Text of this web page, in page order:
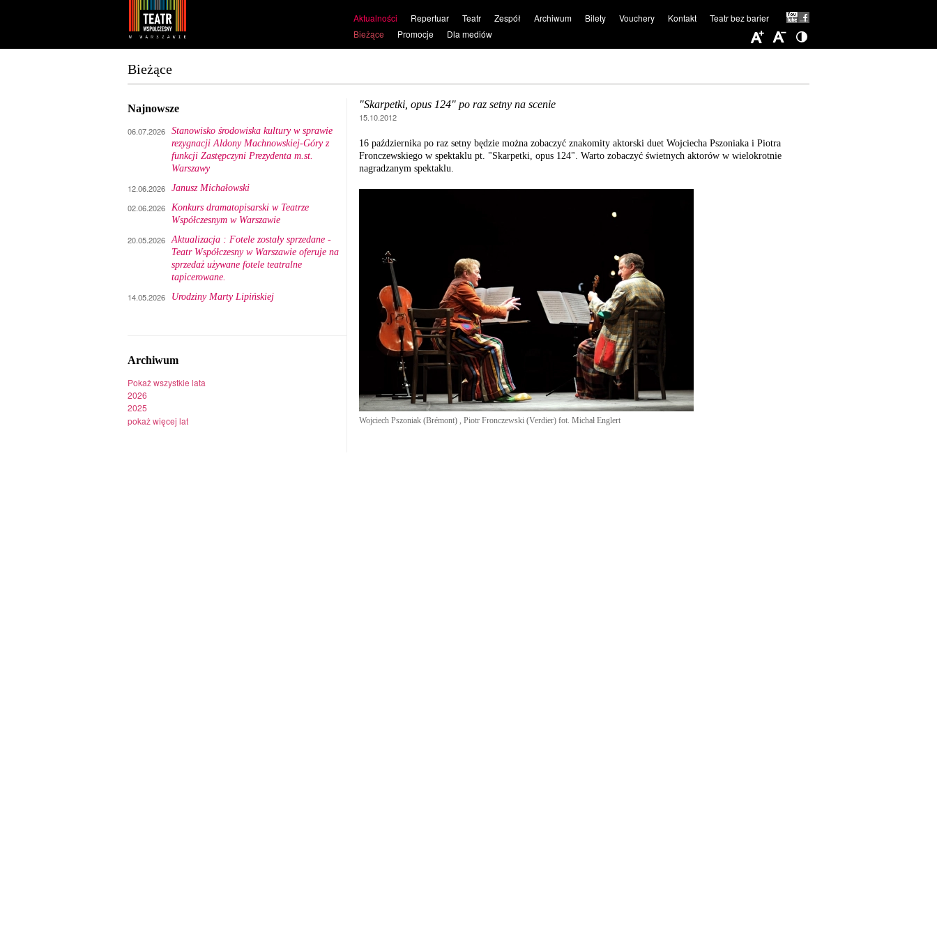
Aktualności
Bieżące
Promocje Dla mediów
Repertuar Teatr Zespół Archiwum Bilety Vouchery Kontakt Teatr bez barier
Bieżące
Najnowsze
06.07.2026 Stanowisko środowiska kultury w sprawie
rezygnacji Aldony Machnowskiej-Góry z
funkcji Zastępczyni Prezydenta m.st.
Warszawy
12.06.2026 Janusz Michałowski
02.06.2026 Konkurs dramatopisarski w Teatrze
Współczesnym w Warszawie
20.05.2026 Aktualizacja : Fotele zostały sprzedane -
Teatr Współczesny w Warszawie oferuje na
sprzedaż używane fotele teatralne
tapicerowane.
14.05.2026 Urodziny Marty Lipińskiej
Archiwum
Pokaż wszystkie lata
2026
2025
pokaż więcej lat
"Skarpetki, opus 124" po raz setny na scenie
15.10.2012
16 października po raz setny będzie można zobaczyć znakomity aktorski duet Wojciecha Pszoniaka i Piotra
Fronczewskiego w spektaklu pt. "Skarpetki, opus 124". Warto zobaczyć świetnych aktorów w wielokrotnie
nagradzanym spektaklu.
Wojciech Pszoniak (Brémont) , Piotr Fronczewski (Verdier) fot. Michał Englert